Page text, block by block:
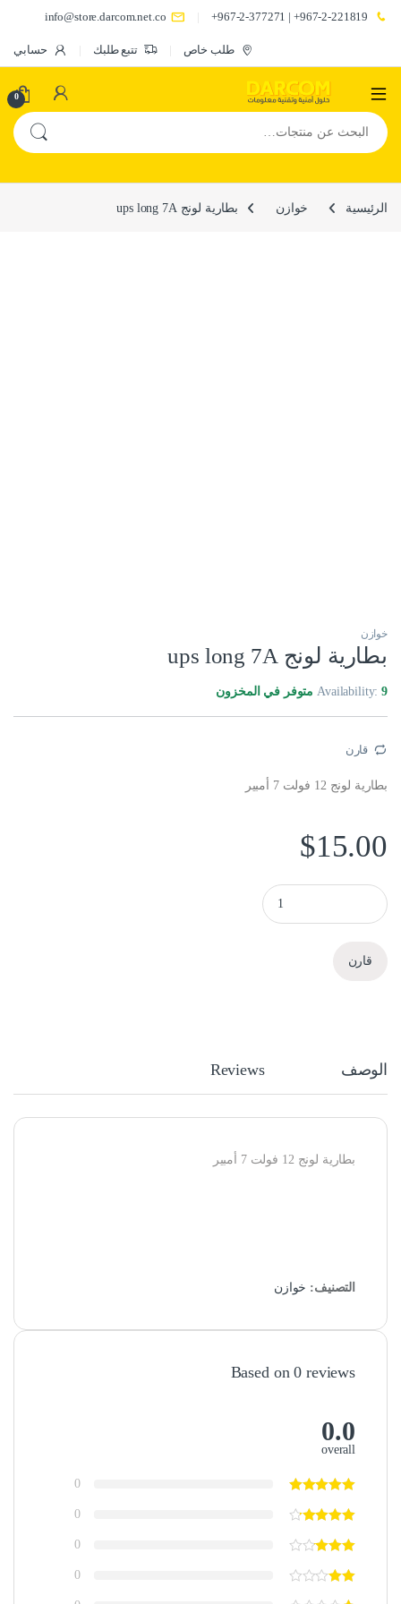
967-2-221819+ | 967-2-377271+
info@store.darcom.net.co
طلب خاص تتبع طلبك حسابي
0
البحث عن:
الرئيسية خوازن بطارية لونج ups long 7A
خوازن
بطارية لونج ups long 7A
Availability:9 متوفر في المخزون
قارن
بطارية لونج 12 فولت 7 أمبير
$15.00
بطارية لونج ups long 7A quantity
قارن
الوصف Reviews
بطارية لونج 12 فولت 7 أمبير
التصنيف: خوازن
Based on 0 reviews
0.0
overall
0
0
0
0